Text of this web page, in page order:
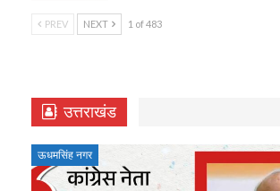
PREV NEXT 1 of 483
उत्तराखंड
ऊधमसिंह नगर